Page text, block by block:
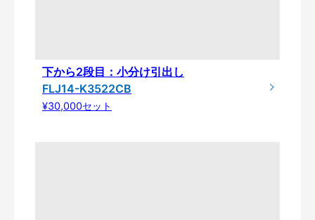
下から2段目：小分け引出し
FLJ14-K3522CB
¥30,000セット